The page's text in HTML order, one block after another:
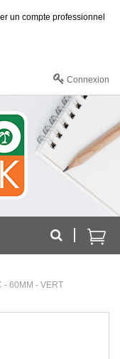
un compte professionnel
Connexion
- 60MM - VERT